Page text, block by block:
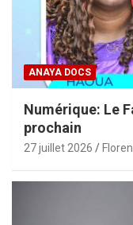
ANAYA DOCS
Numérique: Le
prochain
27 juillet 2026